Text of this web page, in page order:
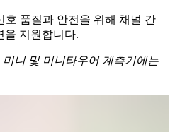
호 품질과 안전을 위해 채널 간
을 지원합니다.
미니 및 미니타우어 계측기에는